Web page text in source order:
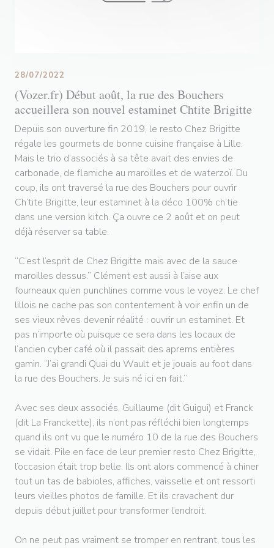
(Vozer.fr) Début août, la rue des Bouchers
accueillera son nouvel estaminet Chtite Brigitte
28/07/2022
Depuis son ouverture fin 2019, le resto Chez Brigitte
régale les gourmets de bonne cuisine française à Lille.
Mais le trio d’associés à sa tête avait des envies de
carbonade, de flamiche au maroilles et de waterzoï. Du
coup, ils ont traversé la rue des Bouchers pour ouvrir
Ch’tite Brigitte, leur estaminet à la déco 100% ch’tie
dans une version kitch. Ça ouvre ce 2 août et on peut
déjà réserver sa table.
“C’est l’esprit de Chez Brigitte mais avec de la sauce
maroilles dessus.” Clément est aussi à l’aise aux
fourneaux qu’en punchlines comme vous le voyez. Le chef
lillois ne cache pas son contentement à voir enfin un de
ses vieux rêves devenir réalité : ouvrir un estaminet. Et
pas n’importe où puisque ce sera dans les locaux de
l’ancien cyber café où il passait des aprems entières
gamin. “J’ai grandi Quai du Wault et je jouais au foot dans
la rue des Bouchers. Je suis né ici en fait.”
Avec ses deux associés, Guillaume (dit Guigui) et Franck
(dit La Franckette), ils n’ont pas réfléchi bien longtemps
quand ils ont vu que le numéro 10 de la rue des Bouchers
se vidait. Pile en face de leur premier resto Chez Brigitte,
l’occasion était trop belle. Ils ont alors commencé à chiner
tout un tas de babioles, affiches, vaisselle et ont ressorti
leurs vieilles photos de famille. Et ils cravachent dur
depuis début juillet pour transformer l’endroit.
On ne peut pas vraiment se tromper en rentrant, tous les